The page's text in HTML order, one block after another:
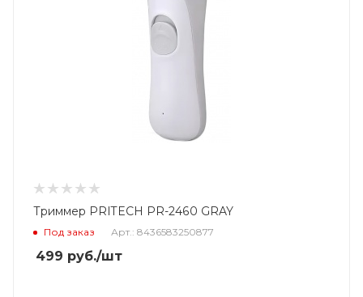
Триммер PRITECH PR-2460 GRAY
Под заказ Арт.: 8436583250877
499 руб./шт